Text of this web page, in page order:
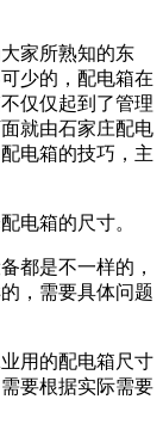
家所熟知的东
少的，配电箱在
仅仅起到了管理
就由石家庄配电
电箱的技巧，主
电箱的尺寸。
都是不一样的，
，需要具体问题
用的配电箱尺寸
要根据实际需要